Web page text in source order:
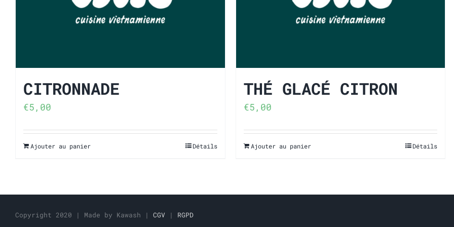
CITRONNADE
€5,00
Ajouter au panier Détails
THÉ GLACÉ CITRON
€5,00
Ajouter au panier Détails
Copyright 2020 | Made by Kawash | CGV | RGPD